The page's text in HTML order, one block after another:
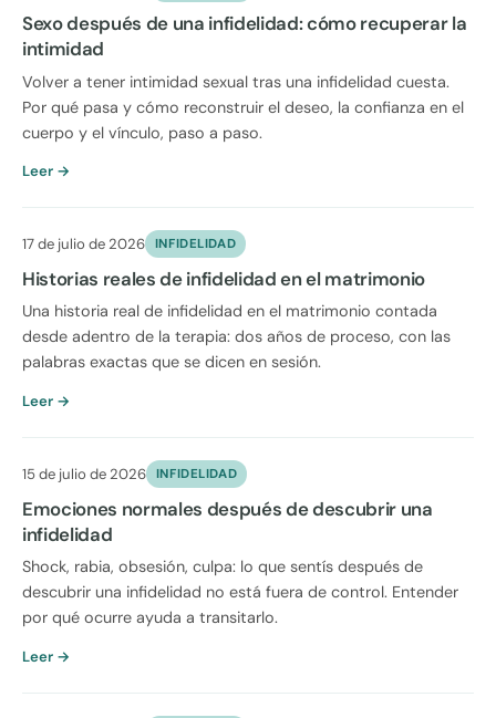
Sexo después de una infidelidad: cómo recuperar la
intimidad
Volver a tener intimidad sexual tras una infidelidad cuesta.
Por qué pasa y cómo reconstruir el deseo, la confianza en el
cuerpo y el vínculo, paso a paso.
Leer →
17 de julio de 2026 INFIDELIDAD
Historias reales de infidelidad en el matrimonio
Una historia real de infidelidad en el matrimonio contada
desde adentro de la terapia: dos años de proceso, con las
palabras exactas que se dicen en sesión.
Leer →
15 de julio de 2026 INFIDELIDAD
Emociones normales después de descubrir una
infidelidad
Shock, rabia, obsesión, culpa: lo que sentís después de
descubrir una infidelidad no está fuera de control. Entender
por qué ocurre ayuda a transitarlo.
Leer →